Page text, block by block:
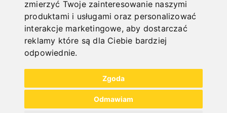
zmierzyć Twoje zainteresowanie naszymi
produktami i usługami oraz personalizować
interakcje marketingowe,aby dostarczać
reklamy które są dla Ciebie bardziej
odpowiednie.
Zgoda
Odmawiam
DOLNA CZĘŚĆ MASZYNY MODEL D1
Art. No. : 56-1050
308,40 €